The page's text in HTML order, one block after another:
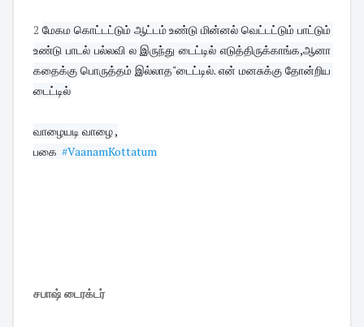
2 மேகம கொட்டட்டும் ஆட்டம் உண்டு மின்னல் வெட்டட்டும் பாட்டும்
உண்டு பாடல் பல்லவி ல இருந்து டைட்டில் எடுத்திருக்காங்க,ஆனா
கதைக்கு பொருத்தம் இல்லாத"டைட்டில். என் மனசுக்கு தோன்றிய
டைட்டில்
வாழையடி வாழை ,
பகை #VaanamKottatum
சபாஷ் டைரக்டர்